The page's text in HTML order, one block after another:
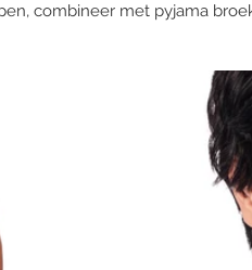
combineer met pyjama